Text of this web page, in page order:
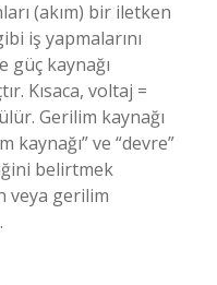
(akım) bir iletken
iş yapmalarını
güç kaynağı
Kısaca, voltaj =
Gerilim kaynağı
kaynağı” ve “devre”
belirtmek
veya gerilim